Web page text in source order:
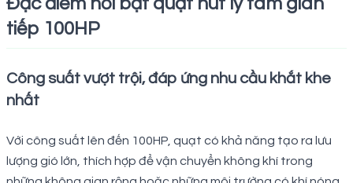
tiếp 100HP
Công suất vượt trội, đáp ứng nhu cầu khắt khe
nhất
Với công suất lên đến 100HP, quạt có khả năng tạo ra lưu
lượng gió lớn, thích hợp để vận chuyển không khí trong